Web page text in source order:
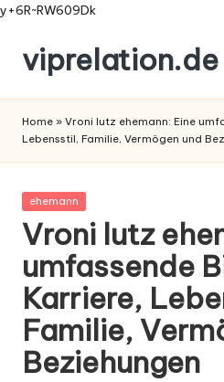
y+6R~RW609Dk
Skip
content
viprelation.de
Home » Vroni lutz ehemann: Eine
Lebensstil, Familie, Vermögen und
Posted
ehemann
Vroni lutz
umfassende
Karriere,
Familie,
Beziehungen